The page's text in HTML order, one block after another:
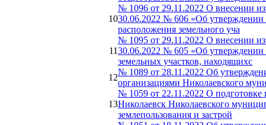
10
№ 1096 от 29.11.2022 О внесении
30.06.2022 № 606 «Об утверждении
расположения земельного уча
11
№ 1095 от 29.11.2022 О внесении
30.06.2022 № 605 «Об утверждении
земельных участков, находящихс
12
№ 1089 от 28.11.2022 Об
организациями Николаевского
13
№ 1059 от 22.11.2022 О подготовке
Николаевск Николаевского
землепользования и застрой